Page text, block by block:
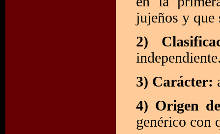
jujeños y que
2)
3) Carácter:
4) Origen
genérico con